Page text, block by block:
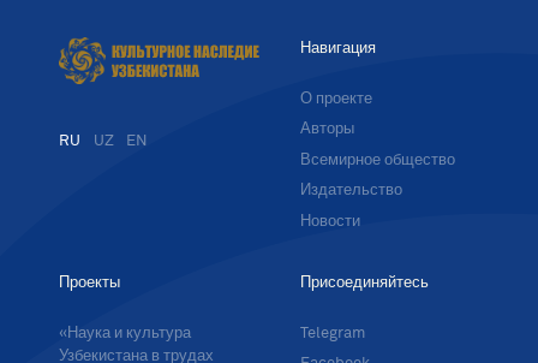
RU UZ EN
Навигация
О проекте
Авторы
Всемирное общество
Издательство
Новости
Проекты
«Наука и культура
Узбекистана в трудах
Присоединяйтесь
Telegram